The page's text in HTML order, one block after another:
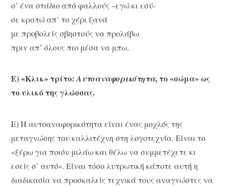
σ’ ένα στάδιο από φαλλούς –εγώ κι εσύ-
σε κρατώ απ’ το χέρι ξανά
με προβολείς σβηστούς να προλάβω
πριν απ’ όλους πιο μέσα να μπω.
Ε) «Κλικ» τρίτο:Αυτοαναφορικότητα, το «σώμα» ως
το υλικό της γλώσσας.
Ε) Η αυτοαναφορικότητα είναι ένας μοχλός της
μεταγνώσης του καλλιτέχνη στη λογοτεχνία. Είναι το
«ξέρω για ποιόν μιλάω και θέλω να συμμετέχετε κι
εσείς σ’ αυτό». Είναι τόσο λυτρωτική κάποτε αυτή η
διαδικασία να προσκαλείς τεχνικά τους αναγνώστες να